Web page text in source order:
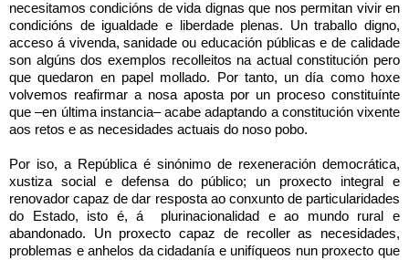
necesitamos condicións de vida dignas que nos permitan vivir en
condicións de igualdade e liberdade plenas. Un traballo digno,
acceso á vivenda, sanidade ou educación públicas e de calidade
son algúns dos exemplos recolleitos na actual constitución pero
que quedaron en papel mollado. Por tanto, un día como hoxe
volvemos reafirmar a nosa aposta por un proceso constituínte
que –en última instancia– acabe adaptando a constitución vixente
aos retos e as necesidades actuais do noso pobo.
Por iso, a República é sinónimo de rexeneración democrática,
xustiza social e defensa do público; un proxecto integral e
renovador capaz de dar resposta ao conxunto de particularidades
do Estado, isto é, á plurinacionalidad
e ao mundo rural e
abandonado. Un proxecto capaz de recoller as necesidades,
problemas e anhelos da cidadanía e unifíqueos nun proxecto que